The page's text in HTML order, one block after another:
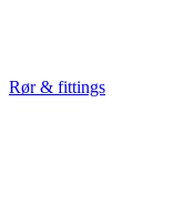
Rør & fittings